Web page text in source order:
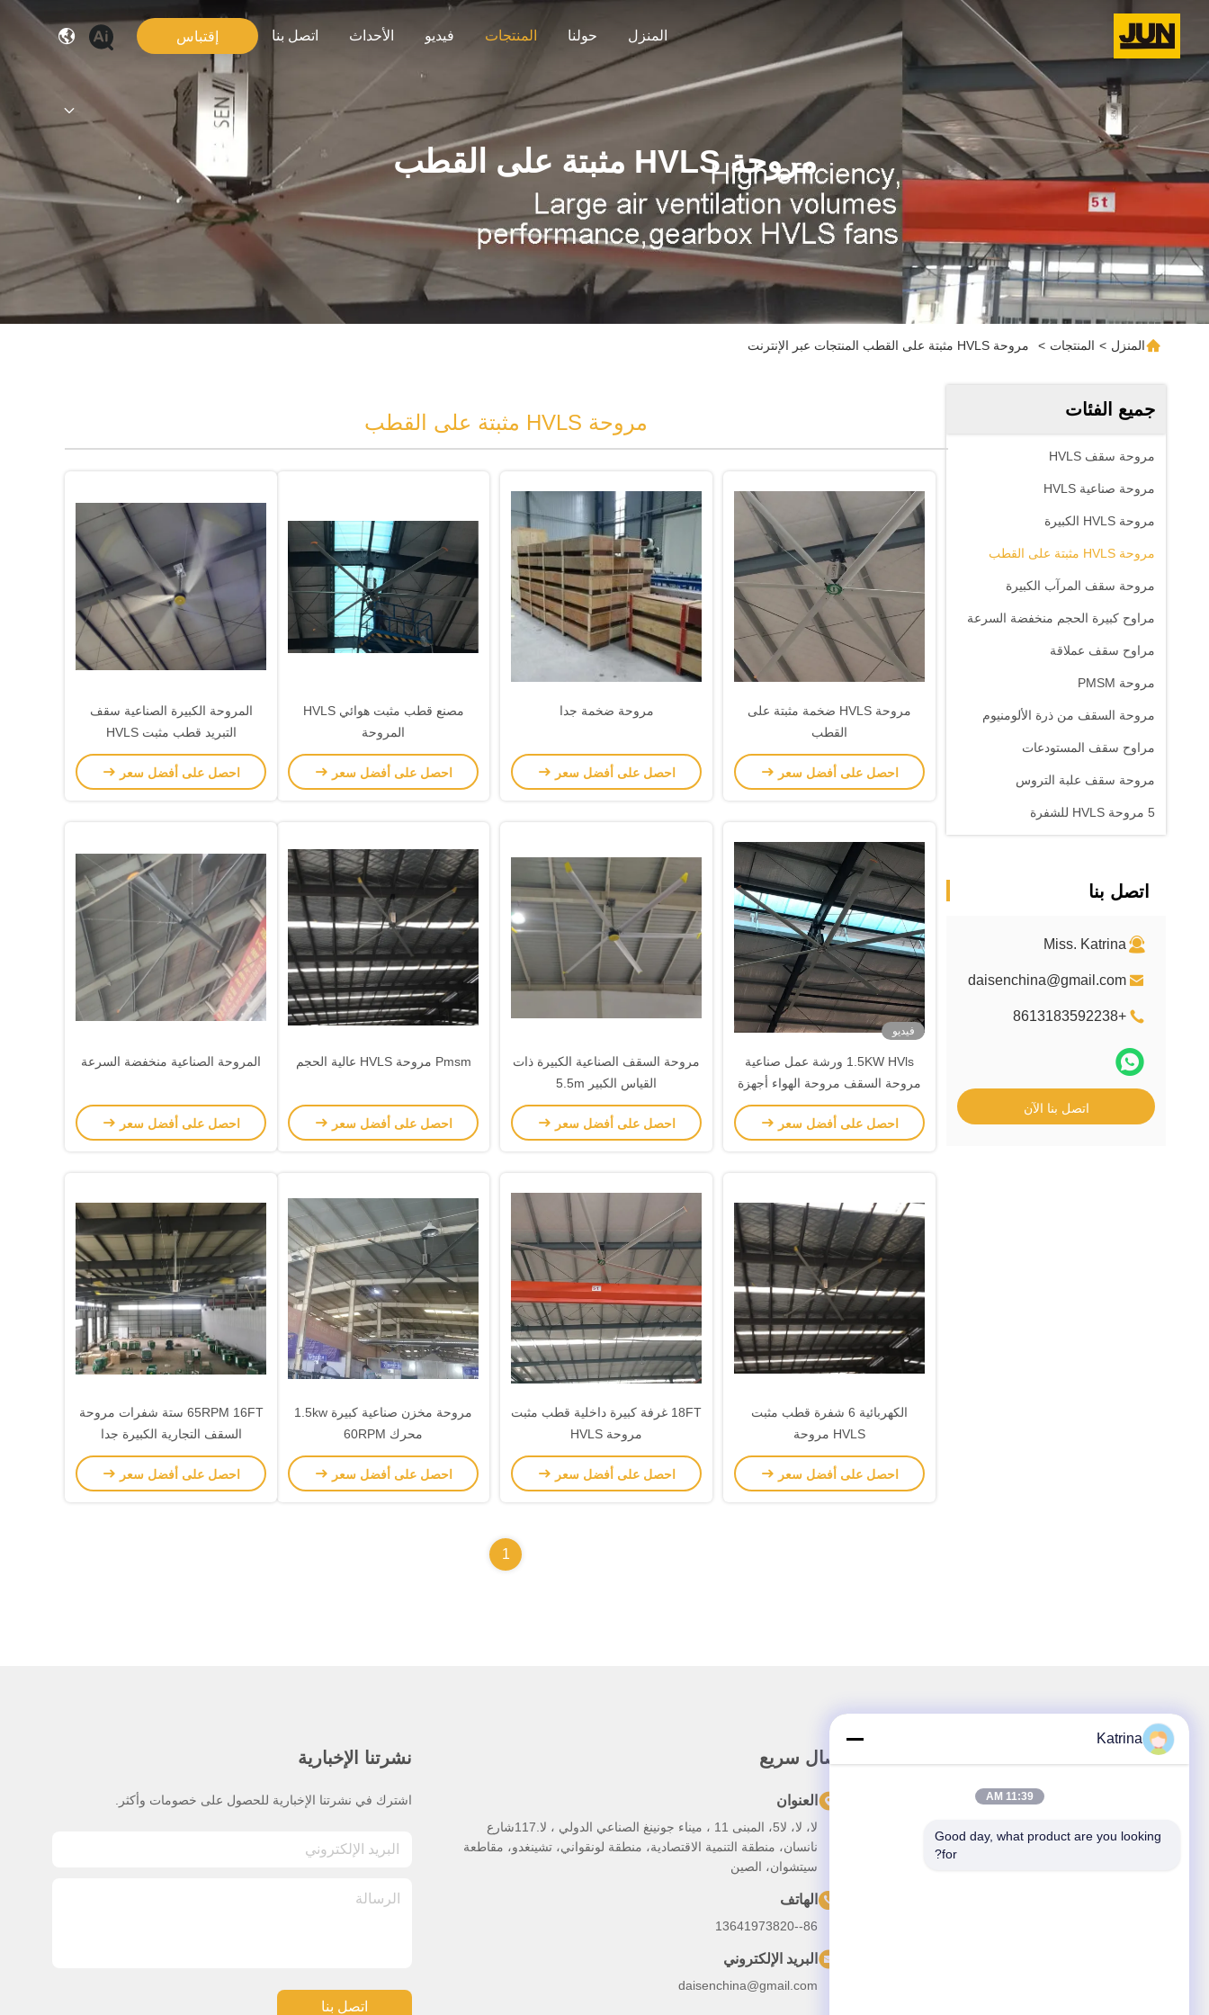
المنزل حولنا المنتجات فيديو الأحداث اتصل بنا إقتباس
مروحة HVLS مثبتة على القطب
المنزل > المنتجات > مروحة HVLS مثبتة على القطب المنتجات عبر الإنترنت
جميع الفئات
مروحة سقف HVLS
مروحة صناعية HVLS
مروحة HVLS الكبيرة
مروحة HVLS مثبتة على القطب
مروحة سقف المرآب الكبيرة
مراوح كبيرة الحجم منخفضة السرعة
مراوح سقف عملاقة
مروحة PMSM
مروحة السقف من ذرة الألومنيوم
مراوح سقف المستودعات
مروحة سقف علبة التروس
5 مروحة HVLS للشفرة
اتصل بنا
Miss. Katrina
daisenchina@gmail.com
+8613183592238
اتصل بنا الآن
مروحة HVLS مثبتة على القطب
مروحة HVLS ضخمة مثبتة على
القطب
احصل على أفضل سعر
مروحة ضخمة جدا
احصل على أفضل سعر
مصنع قطب مثبت هوائي HVLS
المروحة
احصل على أفضل سعر
المروحة الكبيرة الصناعية سقف
التبريد قطب مثبت HVLS
احصل على أفضل سعر
فيديو
1.5KW HVls ورشة عمل صناعية
مروحة السقف مروحة الهواء أجهزة
تبريد الهواء
احصل على أفضل سعر
مروحة السقف الصناعية الكبيرة ذات
القياس الكبير 5.5m
احصل على أفضل سعر
Pmsm مروحة HVLS عالية الحجم
احصل على أفضل سعر
المروحة الصناعية منخفضة السرعة
احصل على أفضل سعر
الكهربائية 6 شفرة قطب مثبت
HVLS مروحة
احصل على أفضل سعر
18FT غرفة كبيرة داخلية قطب مثبت
مروحة HVLS
احصل على أفضل سعر
مروحة مخزن صناعية كبيرة 1.5kw
محرك 60RPM
احصل على أفضل سعر
65RPM 16FT ستة شفرات مروحة
السقف التجارية الكبيرة جدا
احصل على أفضل سعر
1
رابط سريع
حولنا
اتصال سريع
العنوان
لا، لا، لا5، المبنى 11 ، ميناء جونينغ الصناعي الدولي ، لا.117شارع
نانسان، منطقة التنمية الاقتصادية، منطقة لونقواني، تشينغدو، مقاطعة
سيتشوان، الصين
الهاتف
86--13641973820
البريد الإلكتروني
daisenchina@gmail.com
نشرتنا الإخبارية
اشترك في نشرتنا الإخبارية للحصول على خصومات وأكثر.
اتصل بنا
Katrina
11:39 AM
Good day, what product are you looking
for?